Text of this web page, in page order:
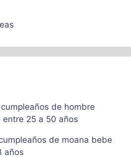
de hombre
entre 25 a 50 años
de moana bebe
años